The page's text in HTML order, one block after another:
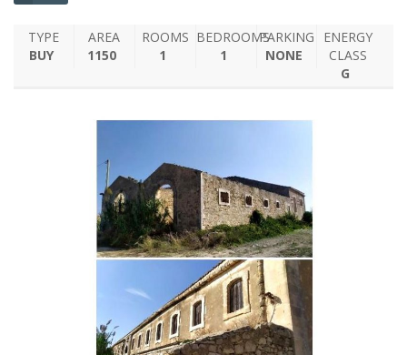
TYPE
BUY
AREA
1150
ROOMS
1
BEDROOMS
1
PARKING
NONE
ENERGY
CLASS
G